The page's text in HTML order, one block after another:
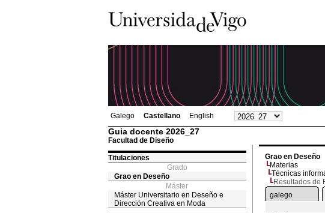
Galego Castellano English
Guia docente 2026_27
Facultad de Diseño
Titulaciones
Grado
Grao en Deseño
Máster
Máster Universitario en Deseño e
Dirección Creativa en Moda
Grao en Deseño
Materias
Técnicas
Resultados de
galego